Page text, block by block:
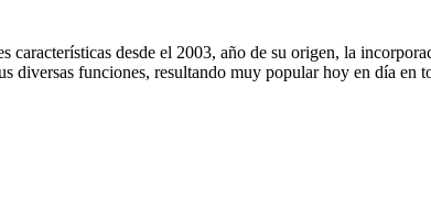
características desde el 2003, año de su origen, la
diversas funciones, resultando muy popular hoy en día en